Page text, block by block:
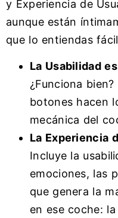
y Experiencia de
aunque están
que lo entiendas
La Usabilidad
¿Funciona
botones hacen
mecánica del
La Experiencia
Incluye la
emociones, las
que genera la
en ese coche: